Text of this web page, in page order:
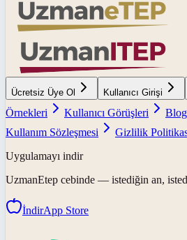
Ücretsiz Üye Ol Kullanıcı Girişi
Örnekleri
Kullanıcı Görüşleri Blog
Kullanım Sözleşmesi
Gizlilik
Uygulamayı indir
UzmanEtep cebinde — istediğin an,
İndirApp Store